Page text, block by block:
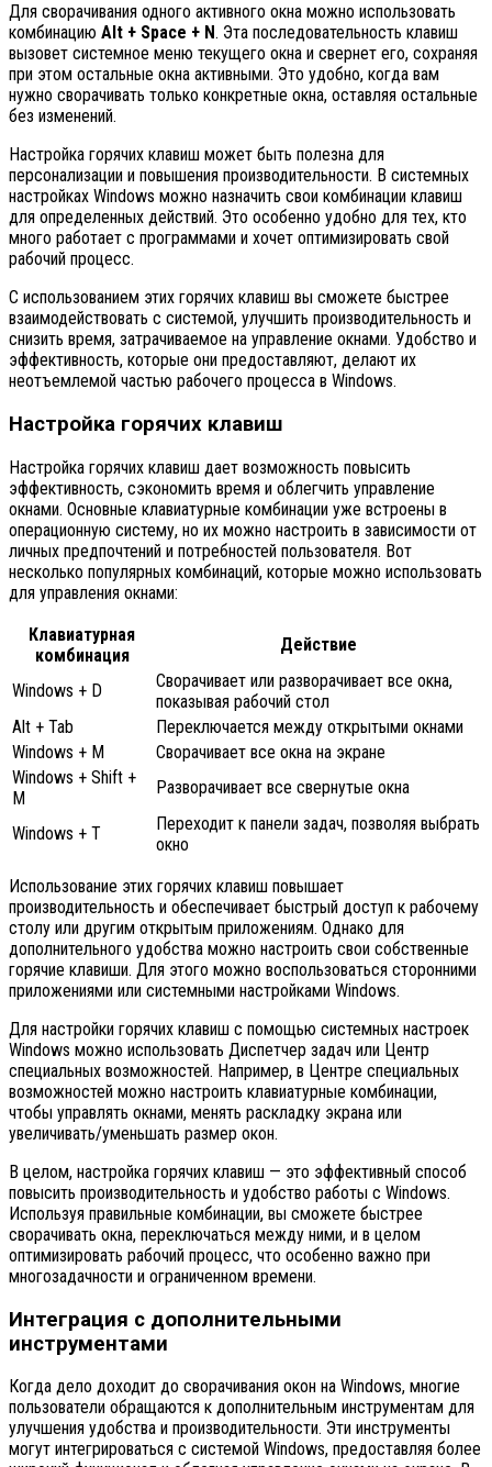
Для сворачивания одного активного окна можно использовать
комбинацию Alt + Space + N. Эта последовательность клавиш
вызовет системное меню текущего окна и свернет его, сохраняя
при этом остальные окна активными. Это удобно, когда вам
нужно сворачивать только конкретные окна, оставляя остальные
без изменений.
Настройка горячих клавиш может быть полезна для
персонализации и повышения производительности. В системных
настройках Windows можно назначить свои комбинации клавиш
для определенных действий. Это особенно удобно для тех, кто
много работает с программами и хочет оптимизировать свой
рабочий процесс.
С использованием этих горячих клавиш вы сможете быстрее
взаимодействовать с системой, улучшить производительность и
снизить время, затрачиваемое на управление окнами. Удобство и
эффективность, которые они предоставляют, делают их
неотъемлемой частью рабочего процесса в Windows.
Настройка горячих клавиш
Настройка горячих клавиш дает возможность повысить
эффективность, сэкономить время и облегчить управление
окнами. Основные клавиатурные комбинации уже встроены в
операционную систему, но их можно настроить в зависимости от
личных предпочтений и потребностей пользователя. Вот
несколько популярных комбинаций, которые можно использовать
для управления окнами:
Клавиатурная
комбинация
Действие
Windows + D
Сворачивает или разворачивает все окна,
показывая рабочий стол
Alt + Tab
Переключается между открытыми окнами
Windows + M
Сворачивает все окна на экране
Windows + Shift +
M
Разворачивает все свернутые окна
Windows + T
Переходит к панели задач, позволяя выбрать
окно
Использование этих горячих клавиш повышает
производительность и обеспечивает быстрый доступ к рабочему
столу или другим открытым приложениям. Однако для
дополнительного удобства можно настроить свои собственные
горячие клавиши. Для этого можно воспользоваться сторонними
приложениями или системными настройками Windows.
Для настройки горячих клавиш с помощью системных настроек
Windows можно использовать Диспетчер задач или Центр
специальных возможностей. Например, в Центре специальных
возможностей можно настроить клавиатурные комбинации,
чтобы управлять окнами, менять раскладку экрана или
увеличивать/уменьшать размер окон.
В целом, настройка горячих клавиш — это эффективный способ
повысить производительность и удобство работы с Windows.
Используя правильные комбинации, вы сможете быстрее
сворачивать окна, переключаться между ними, и в целом
оптимизировать рабочий процесс, что особенно важно при
многозадачности и ограниченном времени.
Интеграция с дополнительными
инструментами
Когда дело доходит до сворачивания окон на Windows, многие
пользователи обращаются к дополнительным инструментам для
улучшения удобства и производительности. Эти инструменты
могут интегрироваться с системой Windows, предоставляя более